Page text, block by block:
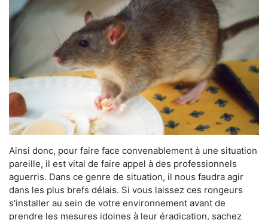
Ainsi donc, pour faire face convenablement à une situation
pareille, il est vital de faire appel à des professionnels
aguerris. Dans ce genre de situation, il nous faudra agir
dans les plus brefs délais. Si vous laissez ces rongeurs
s'installer au sein de votre environnement avant de
prendre les mesures idoines à leur éradication, sachez